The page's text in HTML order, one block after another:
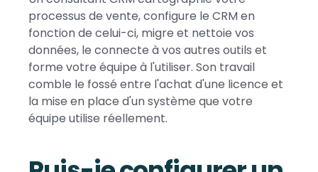
processus de vente, configure le CRM en
fonction de celui-ci, migre et nettoie vos
données, le connecte à vos autres outils et
forme votre équipe à l'utiliser. Son travail
comble le fossé entre l'achat d'une licence et
la mise en place d'un système que votre
équipe utilise réellement.